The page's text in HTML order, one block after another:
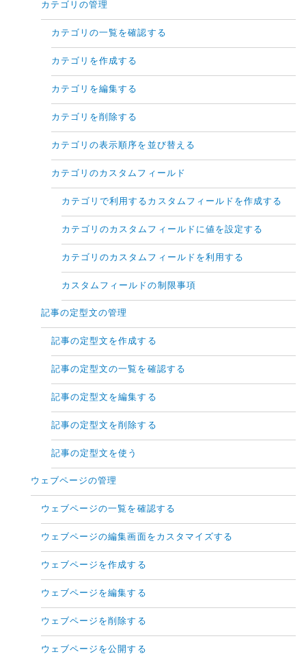
カテゴリの管理
カテゴリの一覧を確認する
カテゴリを作成する
カテゴリを編集する
カテゴリを削除する
カテゴリの表示順序を並び替える
カテゴリのカスタムフィールド
カテゴリで利用するカスタムフィールドを作成する
カテゴリのカスタムフィールドに値を設定する
カテゴリのカスタムフィールドを利用する
カスタムフィールドの制限事項
記事の定型文の管理
記事の定型文を作成する
記事の定型文の一覧を確認する
記事の定型文を編集する
記事の定型文を削除する
記事の定型文を使う
ウェブページの管理
ウェブページの一覧を確認する
ウェブページの編集画面をカスタマイズする
ウェブページを作成する
ウェブページを編集する
ウェブページを削除する
ウェブページを公開する